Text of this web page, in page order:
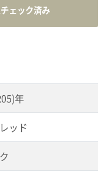
チェック済み
年
ッド